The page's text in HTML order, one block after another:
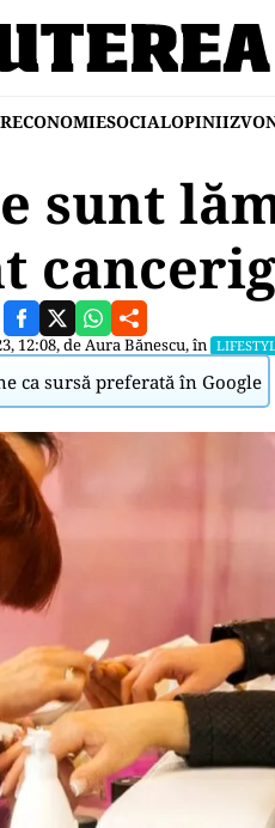
ECONOMIESOCIALOPINII
sunt
12:08, deAura Bănescu, în
ca sursă preferată în Google